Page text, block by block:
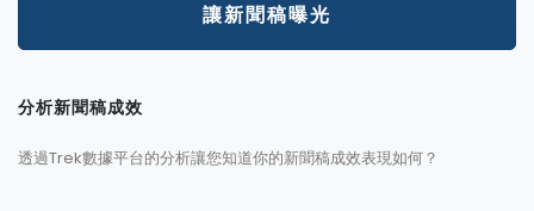
讓新聞稿曝光
分析新聞稿成效
透過Trek數據平台的分析讓您知道你的新聞稿成效表現如何？